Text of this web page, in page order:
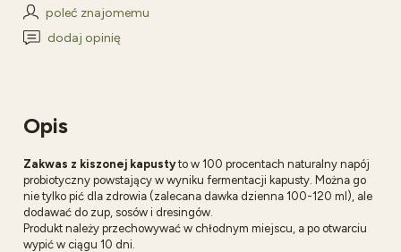
poleć znajomemu
dodaj opinię
Opis
Zakwas z kiszonej kapustyto w 100 procentach naturalny napój
probiotyczny powstający w wyniku fermentacji kapusty. Można go
nie tylko pić dla zdrowia (zalecana dawka dzienna 100-120 ml), ale
dodawać do zup, sosów i dresingów.
Produkt należy przechowywać w chłodnym miejscu, a po otwarciu
wypić w ciągu 10 dni.